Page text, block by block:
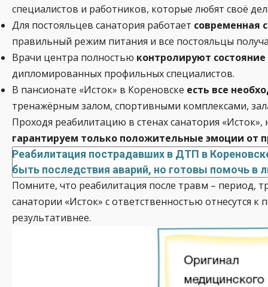
специалистов и работников, которые любят своё
Для постояльцев санатория работает современная
правильный режим питания и все постояльцы
Врачи центра полностью контролируют
дипломированных профильных специалистов.
В пансионате «Исток» в Кореновске есть все
тренажёрным залом, спортивными комплексами,
Проходя реабилитацию в стенах санатория
гарантируем только положительные эмоции от
Реабилитация пострадавших в ДТП в
быть последствия аварий, но готовы помочь в
Помните, что реабилитация после травм – период,
санатории «Исток» с ответственностью отнесутся
результативнее.